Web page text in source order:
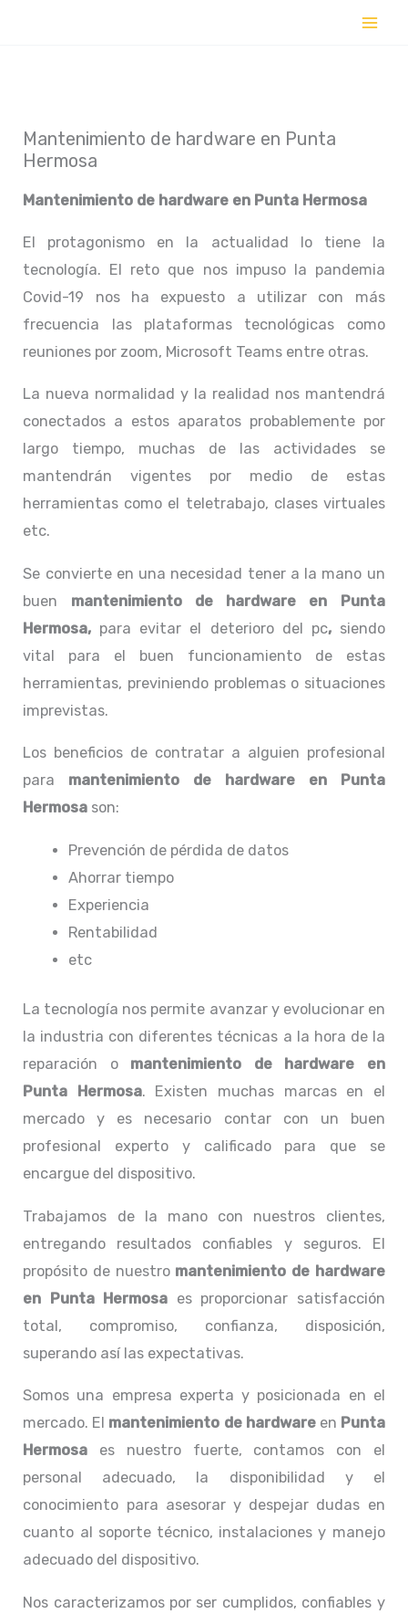
Mantenimiento de hardware en Punta
Hermosa
Mantenimiento de hardware en Punta Hermosa
El protagonismo en la actualidad lo tiene la
tecnología. El reto que nos impuso la pandemia
Covid-19 nos ha expuesto a utilizar con más
frecuencia las plataformas tecnológicas como
reuniones por zoom, Microsoft Teams entre otras.
La nueva normalidad y la realidad nos mantendrá
conectados a estos aparatos probablemente por
largo tiempo, muchas de las actividades se
mantendrán vigentes por medio de estas
herramientas como el teletrabajo, clases virtuales
etc.
Se convierte en una necesidad tener a la mano un
buen mantenimiento de hardware en Punta
Hermosa, para evitar el deterioro del pc, siendo
vital para el buen funcionamiento de estas
herramientas, previniendo problemas o situaciones
imprevistas.
Los beneficios de contratar a alguien profesional
para mantenimiento de hardware en Punta
Hermosa son:
Prevención de pérdida de datos
Ahorrar tiempo
Experiencia
Rentabilidad
etc
La tecnología nos permite avanzar y evolucionar en
la industria con diferentes técnicas a la hora de la
reparación o mantenimiento de hardware en
Punta Hermosa. Existen muchas marcas en el
mercado y es necesario contar con un buen
profesional experto y calificado para que se
encargue del dispositivo.
Trabajamos de la mano con nuestros clientes,
entregando resultados confiables y seguros. El
propósito de nuestro mantenimiento de hardware
en Punta Hermosa es proporcionar satisfacción
total, compromiso, confianza, disposición,
superando así las expectativas.
Somos una empresa experta y posicionada en el
mercado. El mantenimiento de hardware en Punta
Hermosa es nuestro fuerte, contamos con el
personal adecuado, la disponibilidad y el
conocimiento para asesorar y despejar dudas en
cuanto al soporte técnico, instalaciones y manejo
adecuado del dispositivo.
Nos caracterizamos por ser cumplidos, confiables y